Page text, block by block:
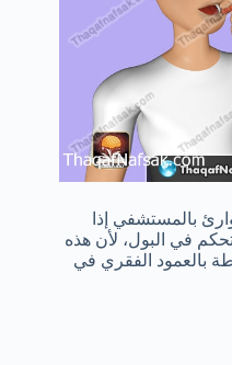
بالمستشفي إذا
في البول، لأن هذه
بالعمود الفقري في